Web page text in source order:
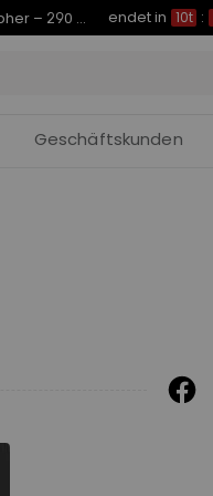
Je früher Sie kaufen, desto mehr sparen Sie | C7 Morpher – 290 € Rabatt endet in 10t :
Geschäftskunden